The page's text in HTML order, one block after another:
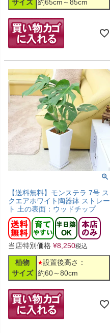
サイズ 約65cm～85cm
【送料無料】モンステラ 7号 ス
クエアホワイト陶器鉢 ストレー
ト 土の表面：ウッドチップ
当店特別価格 ¥8,250税込
植物
サイズ
設置後高さ：
約60～80cm